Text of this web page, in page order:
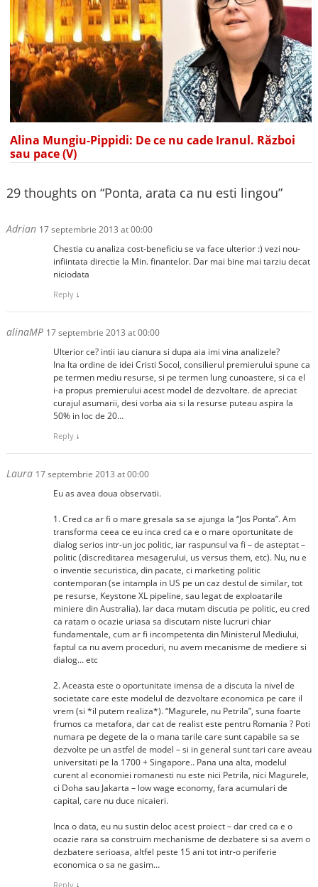
Alina Mungiu-Pippidi: De ce nu cade Iranul. Război
sau pace (V)
29 thoughts on “Ponta, arata ca nu esti lingou”
Adrian 17 septembrie 2013 at 00:00
Chestia cu analiza cost-beneficiu se va face ulterior :) vezi nou-
infiintata directie la Min. finantelor. Dar mai bine mai tarziu decat
niciodata
Reply ↓
alinaMP 17 septembrie 2013 at 00:00
Ulterior ce? intii iau cianura si dupa aia imi vina analizele?
Ina lta ordine de idei Cristi Socol, consilierul premierului spune ca
pe termen mediu resurse, si pe termen lung cunoastere, si ca el
i-a propus premierului acest model de dezvoltare. de apreciat
curajul asumarii, desi vorba aia si la resurse puteau aspira la
50% in loc de 20…
Reply ↓
Laura 17 septembrie 2013 at 00:00
Eu as avea doua observatii.
1. Cred ca ar fi o mare gresala sa se ajunga la “Jos Ponta”. Am
transforma ceea ce eu inca cred ca e o mare oportunitate de
dialog serios intr-un joc politic, iar raspunsul va fi – de asteptat –
politic (discreditarea mesagerului, us versus them, etc). Nu, nu e
o inventie securistica, din pacate, ci marketing politic
contemporan (se intampla in US pe un caz destul de similar, tot
pe resurse, Keystone XL pipeline, sau legat de exploatarile
miniere din Australia). Iar daca mutam discutia pe politic, eu cred
ca ratam o ocazie uriasa sa discutam niste lucruri chiar
fundamentale, cum ar fi incompetenta din Ministerul Mediului,
faptul ca nu avem proceduri, nu avem mecanisme de mediere si
dialog… etc
2. Aceasta este o oportunitate imensa de a discuta la nivel de
societate care este modelul de dezvoltare economica pe care il
vrem (si *il putem realiza*). “Magurele, nu Petrila”, suna foarte
frumos ca metafora, dar cat de realist este pentru Romania ? Poti
numara pe degete de la o mana tarile care sunt capabile sa se
dezvolte pe un astfel de model – si in general sunt tari care aveau
universitati pe la 1700 + Singapore.. Pana una alta, modelul
curent al economiei romanesti nu este nici Petrila, nici Magurele,
ci Doha sau Jakarta – low wage economy, fara acumulari de
capital, care nu duce nicaieri.
Inca o data, eu nu sustin deloc acest proiect – dar cred ca e o
ocazie rara sa construim mechanisme de dezbatere si sa avem o
dezbatere serioasa, altfel peste 15 ani tot intr-o periferie
economica o sa ne gasim…
Reply ↓